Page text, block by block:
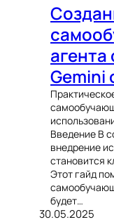
Gemini
Введение В
внедрение
становится
Этот гайд
будет…
30.05.2025